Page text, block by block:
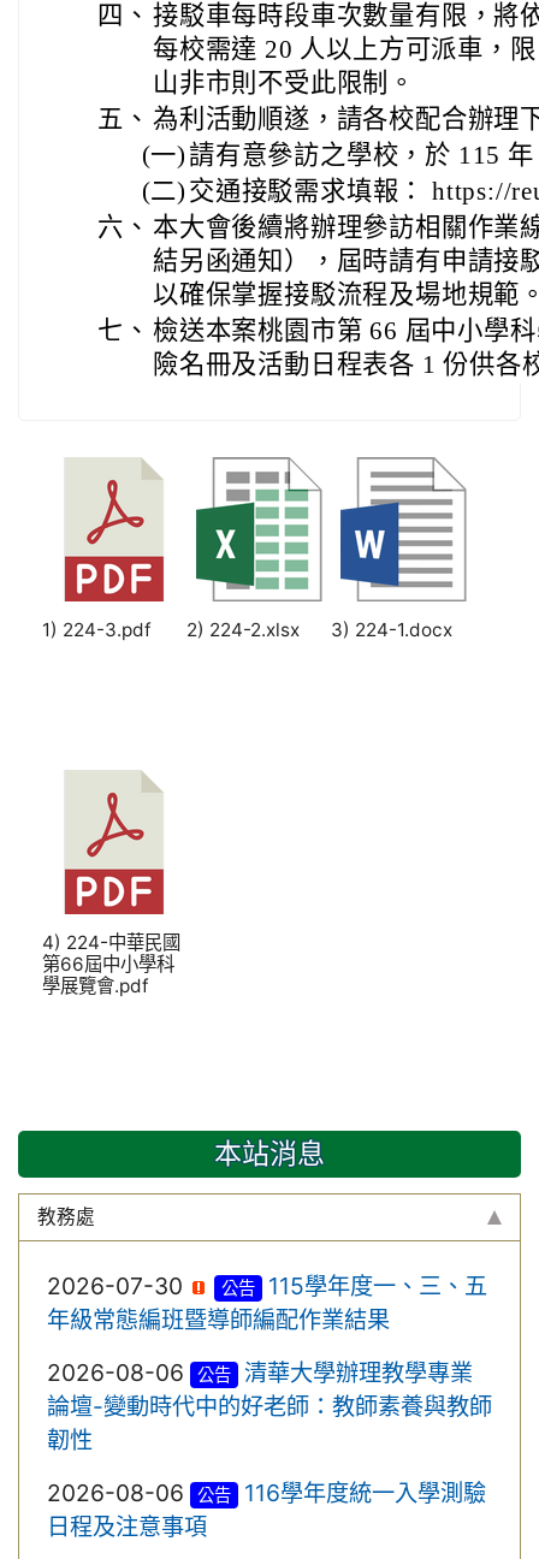
四、 接駁車每時段車次數量有限，將
每校需達 20 人以上方可派車，
山非市則不受此限制。
五、 為利活動順遂，請各校配合辦理
(一) 請有意參訪之學校，於 115
(二) 交通接駁需求填報： https://
六、 本大會後續將辦理參訪相關作業
結另函通知），屆時請有申請接
以確保掌握接駁流程及場地規範
七、 檢送本案桃園市第 66 屆中小學
險名冊及活動日程表各 1 份供各
1) 224-3.pdf 2) 224-2.xlsx 3) 224-1.docx
4) 224-中華民國
第66屆中小學科
學展覽會.pdf
本站消息
教務處
2026-07-30 公告
115學年度一、三、五
年級常態編班暨導師編配作業結果
2026-08-06
公告
清華大學辦理教學專業
論壇-變動時代中的好老師：教師素養與教師
韌性
2026-08-06
公告
116學年度統一入學測驗
日程及注意事項